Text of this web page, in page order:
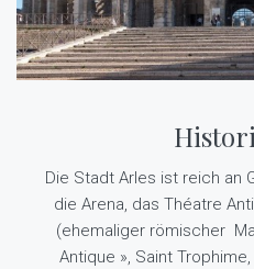
Die Stadt Arles ist reich an
die Arena, das Théatre
(ehemaliger römischer
Antique », Saint